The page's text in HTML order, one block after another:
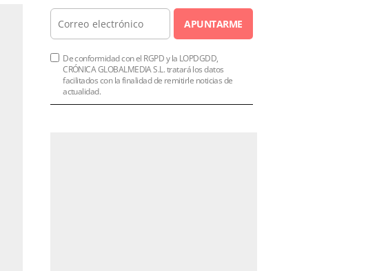
APUNTARME
De conformidad con el RGPD y la LOPDGDD,
CRÓNICA GLOBALMEDIA S.L. tratará los datos
facilitados con la finalidad de remitirle noticias de
actualidad.